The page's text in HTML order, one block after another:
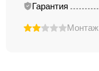
Гарантия
Монтаж